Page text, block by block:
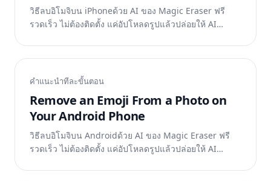
วิธีลบอิโมจิบน iPhoneด้วย AI ของ Magic Eraser ฟรี
รวดเร็ว ไม่ต้องติดตั้ง แค่อัปโหลดรูปแล้วปล่อยให้ AI
คำแนะนำทีละขั้นตอน
Remove an Emoji From a Photo on
Your Android Phone
วิธีลบอิโมจิบน Androidด้วย AI ของ Magic Eraser ฟรี
รวดเร็ว ไม่ต้องติดตั้ง แค่อัปโหลดรูปแล้วปล่อยให้ AI